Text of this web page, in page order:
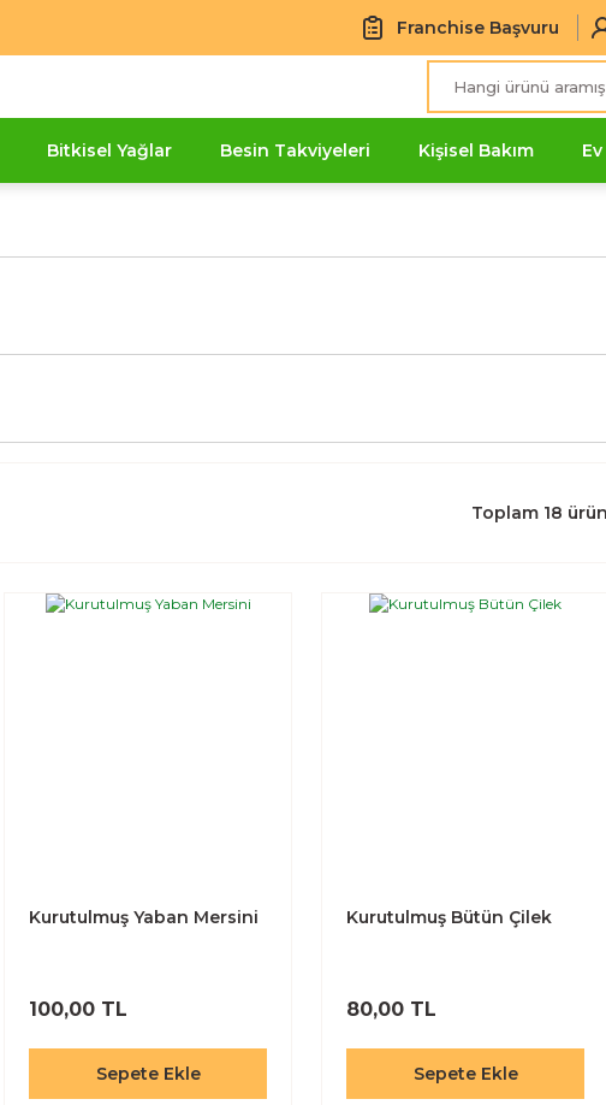
Franchise Başvuru
Bitkisel Yağlar Besin Takviyeleri Kişisel Bakım
Toplam 18 ürün
Kurutulmuş Yaban Mersini
100,00 TL
Sepete Ekle
Kurutulmuş Bütün Çilek
80,00 TL
Sepete Ekle